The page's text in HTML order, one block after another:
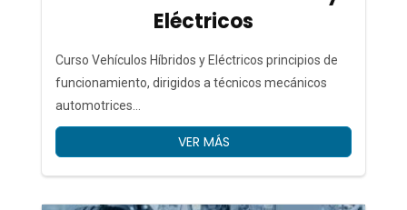
Eléctricos
Curso Vehículos Híbridos y Eléctricos principios de
funcionamiento, dirigidos a técnicos mecánicos
automotrices...
VER MÁS